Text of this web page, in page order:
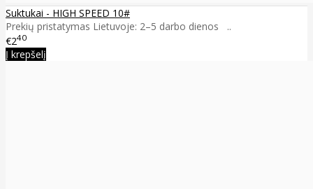
Suktukai - HIGH SPEED 10#
Prekių pristatymas Lietuvoje: 2–5 darbo dienos ..
€240
Į krepšelį